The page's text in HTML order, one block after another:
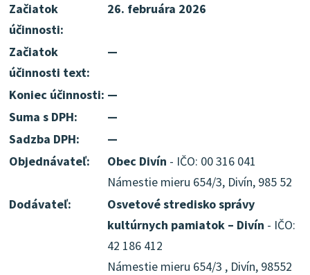
Začiatok
účinnosti:
26. februára 2026
Začiatok
účinnosti text:
—
Koniec účinnosti: —
Suma s DPH:
—
Sadzba DPH:
—
Objednávateľ:
Obec Divín - IČO: 00 316 041
Námestie mieru 654/3, Divín, 985 52
Dodávateľ:
Osvetové stredisko správy
kultúrnych pamiatok – Divín - IČO:
42 186 412
Námestie mieru 654/3 , Divín, 98552